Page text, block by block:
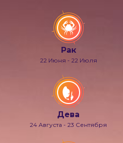
Рак
22 Июня - 22 Июля
Дева
24 Августа - 23 Сентября